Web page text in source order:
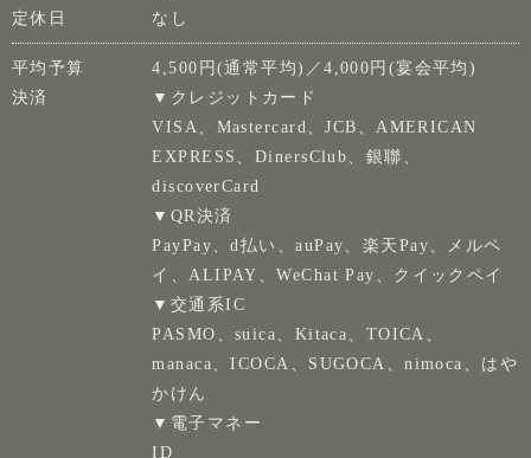
定休日
なし
平均予算
4,500円(通常平均)／4,000円(宴会平均)
決済
▼クレジットカード
VISA、Mastercard、JCB、AMERICAN
EXPRESS、DinersClub、銀聯、
discoverCard
▼QR決済
PayPay、d払い、auPay、楽天Pay、メルペ
イ、ALIPAY、WeChat Pay、クイックペイ
▼交通系IC
PASMO、suica、Kitaca、TOICA、
manaca、ICOCA、SUGOCA、nimoca、はや
かけん
▼電子マネー
ID